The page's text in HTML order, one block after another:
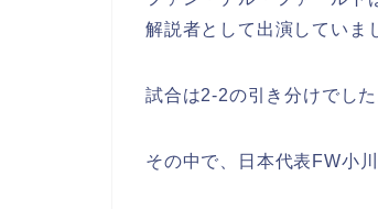
解説者として出演していま
試合は2-2の引き分けでした
その中で、日本代表FW小